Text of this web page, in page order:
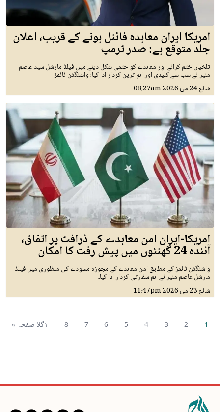
امریکا ایران معاہدہ فائنل ہونے کے قریب، اعلان
جلد متوقع ہے: صدر ٹرمپ
تلخیاں ختم کرانے اور معاہدے کو حتمی شکل دینے میں فیلڈ مارشل سید عاصم
منیر نے سب سے کلیدی اور اہم ترین کردار ادا کیا: واشنگٹن ٹائمز
شائع24 مئ 2026 08:27am
امریکا-ایران امن معاہدے کے ڈرافٹ پر اتفاق،
آئندہ 24 گھنٹوں میں پیش رفت کا امکان
واشنگٹن ٹائمز کے مطابق امن معاہدے کے مجوزہ مسودے کی منظوری میں فیلڈ
مارشل عاصم منیر نے اہم سفارتی کردار ادا کیا۔
شائع23 مئ 2026 11:47pm
1
2
3
4
5
6
7
8 ١گلا صفحہ »